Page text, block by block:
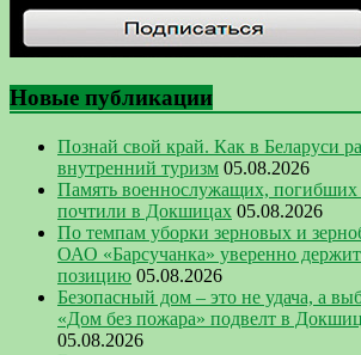
Новые публикации
Познай свой край. Как в Беларуси
внутренний туризм 05.08.2026
Память военнослужащих, погибших
почтили в Докшицах 05.08.2026
По темпам уборки зерновых и
ОАО «Барсучанка» уверенно
позицию 05.08.2026
Безопасный дом – это не удача, а
«Дом без пожара» подвелт в
05.08.2026